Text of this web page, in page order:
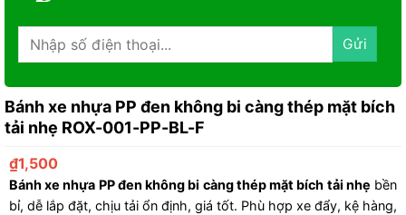
Bánh xe nhựa PP đen không bi càng thép mặt bích
tải nhẹ ROX-001-PP-BL-F
₫1,500
Bánh xe nhựa PP đen không bi càng thép mặt bích tải nhẹ bền
bỉ, dễ lắp đặt, chịu tải ổn định, giá tốt. Phù hợp xe đẩy, kệ hàng,